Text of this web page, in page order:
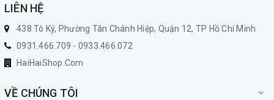
LIÊN HỆ
438 Tô Ký, Phường Tân Chánh Hiệp, Quận 12, TP Hồ Chí Minh
0931.466.709 - 0933.466.072
HaiHaiShop.Com
VỀ CHÚNG TÔI